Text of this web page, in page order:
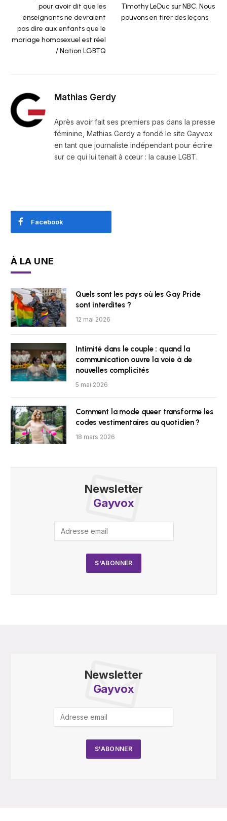
pour avoir dit que les
enseignants ne devraient
pas dire aux enfants que le
mariage homosexuel est réel
/ Nation LGBTQ
Timothy LeDuc sur NBC. Nous
pouvons en tirer des leçons
Mathias Gerdy
Après avoir fait ses premiers pas dans la presse
féminine, Mathias Gerdy a fondé le site Gayvox
en tant que journaliste indépendant pour écrire
sur ce qui lui tenait à cœur : la cause LGBT.
Facebook
À LA UNE
Quels sont les pays où les Gay Pride
sont interdites ?
12 mai 2026
Intimité dans le couple : quand la
communication ouvre la voie à de
nouvelles complicités
5 mai 2026
Comment la mode queer transforme les
codes vestimentaires au quotidien ?
18 mars 2026
Newsletter
Gayvox
Newsletter
Gayvox